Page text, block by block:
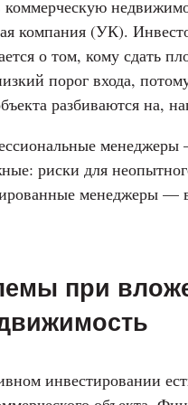
компания (УК).
о том, кому сдать
порог входа,
разбиваются на,
риски для
менеджеры —
при
инвестировании